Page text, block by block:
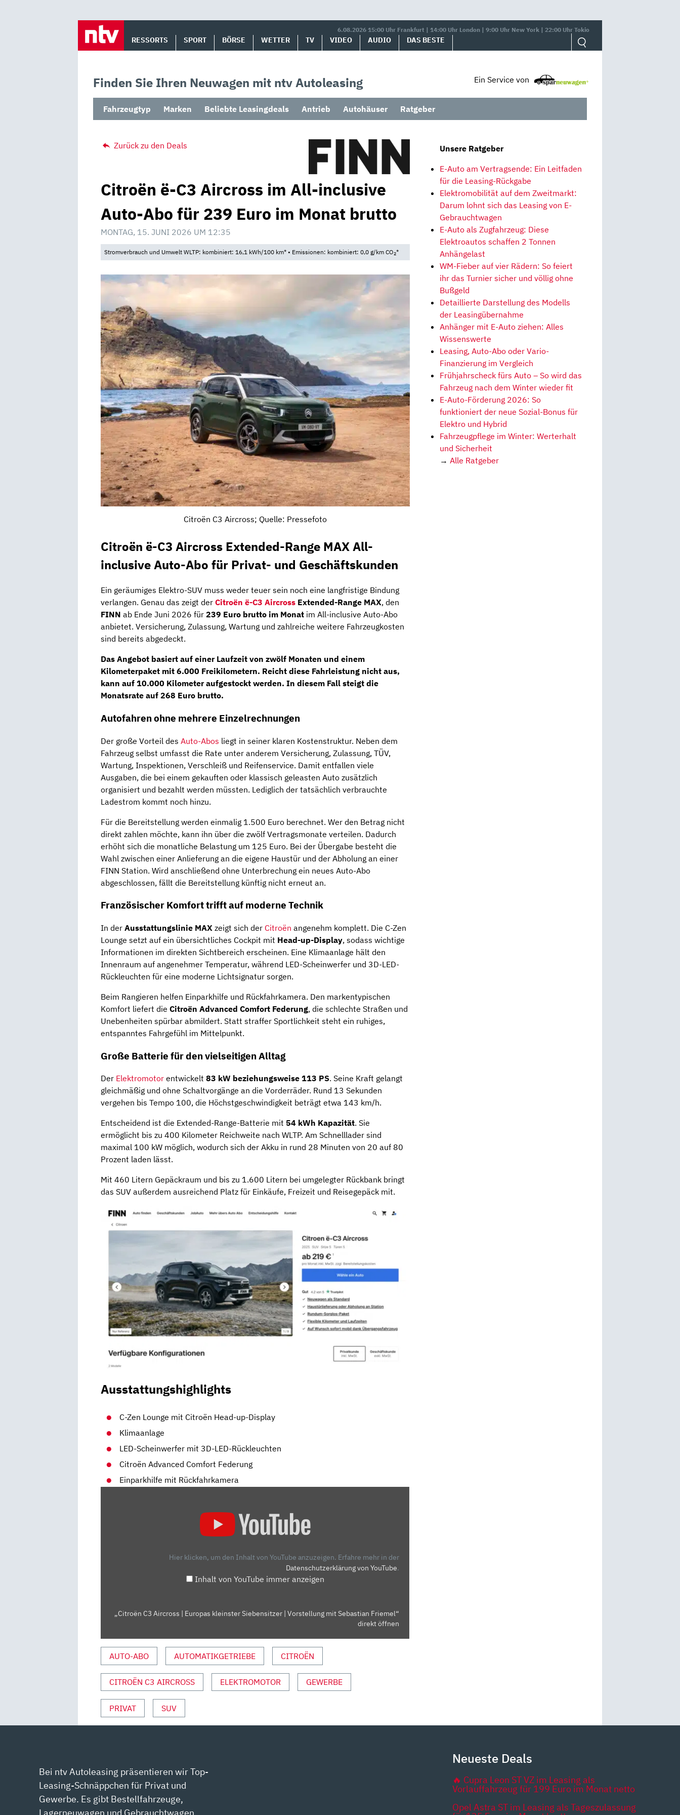
6.08.2026 15:00 Uhr Frankfurt | 14:00 Uhr London | 9:00 Uhr New York | 22:00 Uhr Tokio
RESSORTS SPORT BÖRSE WETTER TV VIDEO AUDIO DAS BESTE
Finden Sie Ihren Neuwagen mit ntv Autoleasing Ein Service von
Fahrzeugtyp Marken Beliebte Leasingdeals Antrieb Autohäuser Ratgeber
Zurück zu den Deals
Citroën ë-C3 Aircross im All-inclusive
Auto-Abo für 239 Euro im Monat brutto
MONTAG, 15. JUNI 2026 UM 12:35
Stromverbrauch und Umwelt WLTP: kombiniert: 16,1 kWh/100 km* • Emissionen: kombiniert: 0,0 g/km CO2*
Citroën C3 Aircross; Quelle: Pressefoto
Citroën ë-C3 Aircross Extended-Range MAX All-
inclusive Auto-Abo für Privat- und Geschäftskunden
Ein geräumiges Elektro-SUV muss weder teuer sein noch eine langfristige Bindung
verlangen. Genau das zeigt der Citroën ë-C3 Aircross Extended-Range MAX, den
FINN ab Ende Juni 2026 für 239 Euro brutto im Monat im All-inclusive Auto-Abo
anbietet. Versicherung, Zulassung, Wartung und zahlreiche weitere Fahrzeugkosten
sind bereits abgedeckt.
Das Angebot basiert auf einer Laufzeit von zwölf Monaten und einem
Kilometerpaket mit 6.000 Freikilometern. Reicht diese Fahrleistung nicht aus,
kann auf 10.000 Kilometer aufgestockt werden. In diesem Fall steigt die
Monatsrate auf 268 Euro brutto.
Autofahren ohne mehrere Einzelrechnungen
Der große Vorteil des Auto-Abos liegt in seiner klaren Kostenstruktur. Neben dem
Fahrzeug selbst umfasst die Rate unter anderem Versicherung, Zulassung, TÜV,
Wartung, Inspektionen, Verschleiß und Reifenservice. Damit entfallen viele
Ausgaben, die bei einem gekauften oder klassisch geleasten Auto zusätzlich
organisiert und bezahlt werden müssten. Lediglich der tatsächlich verbrauchte
Ladestrom kommt noch hinzu.
Für die Bereitstellung werden einmalig 1.500 Euro berechnet. Wer den Betrag nicht
direkt zahlen möchte, kann ihn über die zwölf Vertragsmonate verteilen. Dadurch
erhöht sich die monatliche Belastung um 125 Euro. Bei der Übergabe besteht die
Wahl zwischen einer Anlieferung an die eigene Haustür und der Abholung an einer
FINN Station. Wird anschließend ohne Unterbrechung ein neues Auto-Abo
abgeschlossen, fällt die Bereitstellung künftig nicht erneut an.
Französischer Komfort trifft auf moderne Technik
In der Ausstattungslinie MAX zeigt sich der Citroën angenehm komplett. Die C-Zen
Lounge setzt auf ein übersichtliches Cockpit mit Head-up-Display, sodass wichtige
Informationen im direkten Sichtbereich erscheinen. Eine Klimaanlage hält den
Innenraum auf angenehmer Temperatur, während LED-Scheinwerfer und 3D-LED-
Rückleuchten für eine moderne Lichtsignatur sorgen.
Beim Rangieren helfen Einparkhilfe und Rückfahrkamera. Den markentypischen
Komfort liefert die Citroën Advanced Comfort Federung, die schlechte Straßen und
Unebenheiten spürbar abmildert. Statt straffer Sportlichkeit steht ein ruhiges,
entspanntes Fahrgefühl im Mittelpunkt.
Große Batterie für den vielseitigen Alltag
Der Elektromotor entwickelt 83 kW beziehungsweise 113 PS. Seine Kraft gelangt
gleichmäßig und ohne Schaltvorgänge an die Vorderräder. Rund 13 Sekunden
vergehen bis Tempo 100, die Höchstgeschwindigkeit beträgt etwa 143 km/h.
Entscheidend ist die Extended-Range-Batterie mit 54 kWh Kapazität. Sie
ermöglicht bis zu 400 Kilometer Reichweite nach WLTP. Am Schnelllader sind
maximal 100 kW möglich, wodurch sich der Akku in rund 28 Minuten von 20 auf 80
Prozent laden lässt.
Mit 460 Litern Gepäckraum und bis zu 1.600 Litern bei umgelegter Rückbank bringt
das SUV außerdem ausreichend Platz für Einkäufe, Freizeit und Reisegepäck mit.
Ausstattungshighlights
C-Zen Lounge mit Citroën Head-up-Display
Klimaanlage
LED-Scheinwerfer mit 3D-LED-Rückleuchten
Citroën Advanced Comfort Federung
Einparkhilfe mit Rückfahrkamera
SEBASTIAN
VON
YOUTUBE
ANZEIGEN
Hier klicken, um den Inhalt von YouTube anzuzeigen. Erfahre mehr in der
Datenschutzerklärung von YouTube.
Inhalt von YouTube immer anzeigen
„Citroën C3 Aircross | Europas kleinster Siebensitzer | Vorstellung mit Sebastian Friemel“
direkt öffnen
AUTO-ABO AUTOMATIKGETRIEBE CITROËN
CITROËN C3 AIRCROSS ELEKTROMOTOR GEWERBE
PRIVAT SUV
Unsere Ratgeber
E-Auto am Vertragsende: Ein Leitfaden
für die Leasing-Rückgabe
Elektromobilität auf dem Zweitmarkt:
Darum lohnt sich das Leasing von E-
Gebrauchtwagen
E-Auto als Zugfahrzeug: Diese
Elektroautos schaffen 2 Tonnen
Anhängelast
WM-Fieber auf vier Rädern: So feiert
ihr das Turnier sicher und völlig ohne
Bußgeld
Detaillierte Darstellung des Modells
der Leasingübernahme
Anhänger mit E-Auto ziehen: Alles
Wissenswerte
Leasing, Auto-Abo oder Vario-
Finanzierung im Vergleich
Frühjahrscheck fürs Auto – So wird das
Fahrzeug nach dem Winter wieder fit
E-Auto-Förderung 2026: So
funktioniert der neue Sozial-Bonus für
Elektro und Hybrid
Fahrzeugpflege im Winter: Werterhalt
und Sicherheit
→ Alle Ratgeber
Bei ntv Autoleasing präsentieren wir Top-
Leasing-Schnäppchen für Privat und
Gewerbe. Es gibt Bestellfahrzeuge,
Lagerneuwagen und Gebrauchtwagen.
Neueste Deals
🔥 Cupra Leon ST VZ im Leasing als
Vorlauffahrzeug für 199 Euro im Monat netto
Opel Astra ST im Leasing als Tageszulassung